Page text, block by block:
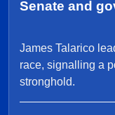
Senate and
James Talarico
race, signalling a
stronghold.